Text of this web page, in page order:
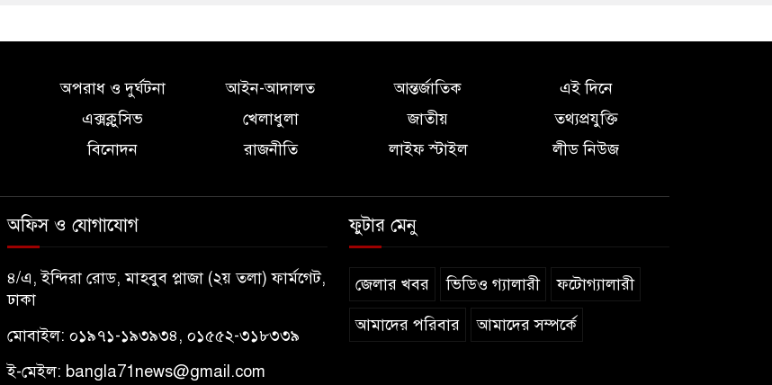
অপরাধ ও দুর্ঘটনা আইন-আদালত আন্তর্জাতিক
এই দিনে
এক্সক্লুসিভ
খেলাধুলা জাতীয়
তথ্যপ্রযুক্তি
বিনোদন
রাজনীতি লাইফ স্টাইল লীড নিউজ
অফিস ও যোগাযোগ
৪/এ, ইন্দিরা রোড, মাহবুব প্লাজা (২য় তলা) ফার্মগেট,
ঢাকা
মোবাইল: ০১৯৭১-১৯৩৯৩৪, ০১৫৫২-৩১৮৩৩৯
ই-মেইল: bangla71news@gmail.com
ফুটার মেনু
জেলার খবর ভিডিও গ্যালারী ফটোগ্যালারী
আমাদের পরিবার আমাদের সম্পর্কে